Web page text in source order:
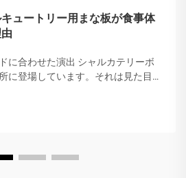
ュートリー用まな板が食事体
に合わせた演出 シャルカテリーボ
に登場しています。それは見た目が
テーブル全体が即座に温かみのある